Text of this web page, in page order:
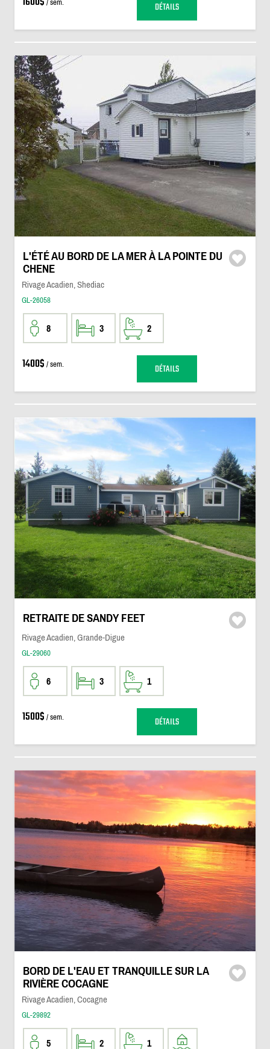
/ sem. DÉTAILS
L'ÉTÉ AU BORD DE LA MER À LA POINTE DU
CHENE
Rivage Acadien, Shediac
GL-26058
8 3 2
1400$ / sem. DÉTAILS
RETRAITE DE SANDY FEET
Rivage Acadien, Grande-Digue
GL-29060
6 3 1
1500$ / sem. DÉTAILS
BORD DE L'EAU ET TRANQUILLE SUR LA
RIVIÈRE COCAGNE
Rivage Acadien, Cocagne
GL-29892
5 2 1